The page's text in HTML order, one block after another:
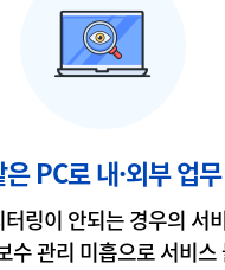
은 PC로 내·외부 업무
링이 안되는 경우의 서
수 관리 미흡으로 서비스